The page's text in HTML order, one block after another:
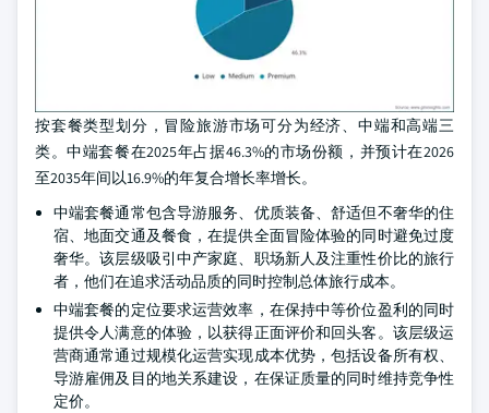
按套餐类型划分，冒险旅游市场可分为经济、中端和高端三
类。中端套餐在2025年占据46.3%的市场份额，并预计在2026
至2035年间以16.9%的年复合增长率增长。
中端套餐通常包含导游服务、优质装备、舒适但不奢华的住
宿、地面交通及餐食，在提供全面冒险体验的同时避免过度
奢华。该层级吸引中产家庭、职场新人及注重性价比的旅行
者，他们在追求活动品质的同时控制总体旅行成本。
中端套餐的定位要求运营效率，在保持中等价位盈利的同时
提供令人满意的体验，以获得正面评价和回头客。该层级运
营商通常通过规模化运营实现成本优势，包括设备所有权、
导游雇佣及目的地关系建设，在保证质量的同时维持竞争性
定价。